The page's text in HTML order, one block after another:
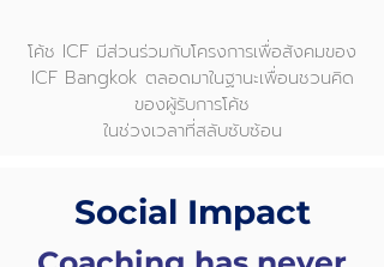
โค้ช ICF มีส่วนร่วมกับโครงการเพื่อสังคมของ
ICF Bangkok ตลอดมาในฐานะเพื่อนชวนคิด
ของผู้รับการโค้ช
ในช่วงเวลาที่สลับซับซ้อน
Social Impact